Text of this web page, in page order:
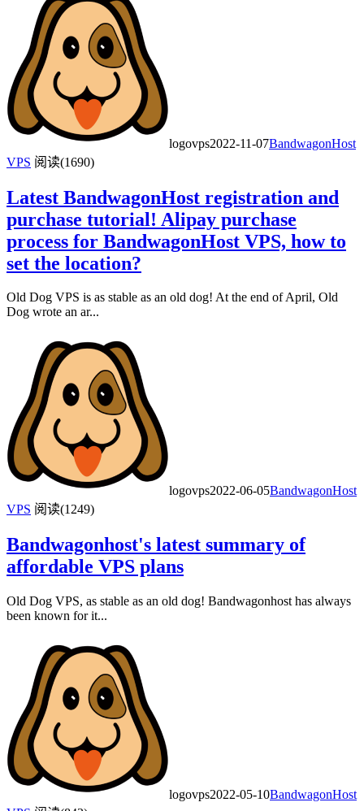
logovps2022-11-07BandwagonHost
VPS 阅读(1690)
Latest BandwagonHost registration and
purchase tutorial! Alipay purchase
process for BandwagonHost VPS, how to
set the location?
Old Dog VPS is as stable as an old dog! At the end of April, Old
Dog wrote an ar...
logovps2022-06-05BandwagonHost
VPS 阅读(1249)
Bandwagonhost's latest summary of
affordable VPS plans
Old Dog VPS, as stable as an old dog! Bandwagonhost has always
been known for it...
logovps2022-05-10BandwagonHost